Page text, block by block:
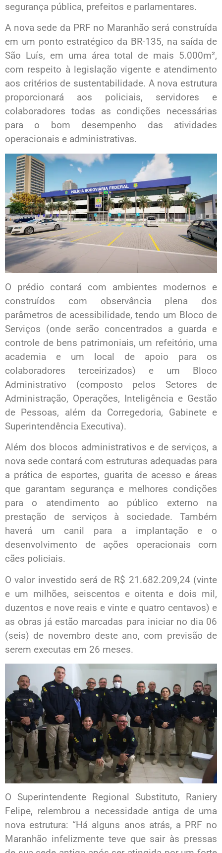
segurança pública, prefeitos e parlamentares.
A nova sede da PRF no Maranhão será construída
em um ponto estratégico da BR-135, na saída de
São Luís, em uma área total de mais 5.000m²,
com respeito à legislação vigente e atendimento
aos critérios de sustentabilidade. A nova estrutura
proporcionará aos policiais, servidores e
colaboradores todas as condições necessárias
para o bom desempenho das atividades
operacionais e administrativas.
O prédio contará com ambientes modernos e
construídos com observância plena dos
parâmetros de acessibilidade, tendo um Bloco de
Serviços (onde serão concentrados a guarda e
controle de bens patrimoniais, um refeitório, uma
academia e um local de apoio para os
colaboradores terceirizados) e um Bloco
Administrativo (composto pelos Setores de
Administração, Operações, Inteligência e Gestão
de Pessoas, além da Corregedoria, Gabinete e
Superintendência Executiva).
Além dos blocos administrativos e de serviços, a
nova sede contará com estruturas adequadas para
a prática de esportes, guarita de acesso e áreas
que garantam segurança e melhores condições
para o atendimento ao público externo na
prestação de serviços à sociedade. Também
haverá um canil para a implantação e o
desenvolvimento de ações operacionais com
cães policiais.
O valor investido será de R$ 21.682.209,24 (vinte
e um milhões, seiscentos e oitenta e dois mil,
duzentos e nove reais e vinte e quatro centavos) e
as obras já estão marcadas para iniciar no dia 06
(seis) de novembro deste ano, com previsão de
serem executas em 26 meses.
O Superintendente Regional Substituto, Raniery
Felipe, relembrou a necessidade antiga de uma
nova estrutura: “Há alguns anos atrás, a PRF no
Maranhão infelizmente teve que sair às pressas